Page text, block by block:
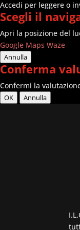
Accedi per leggere o
Scegli il
Apri la posizione del
Google Maps Waze
Annulla
Conferma
Confermi la
OK Annulla